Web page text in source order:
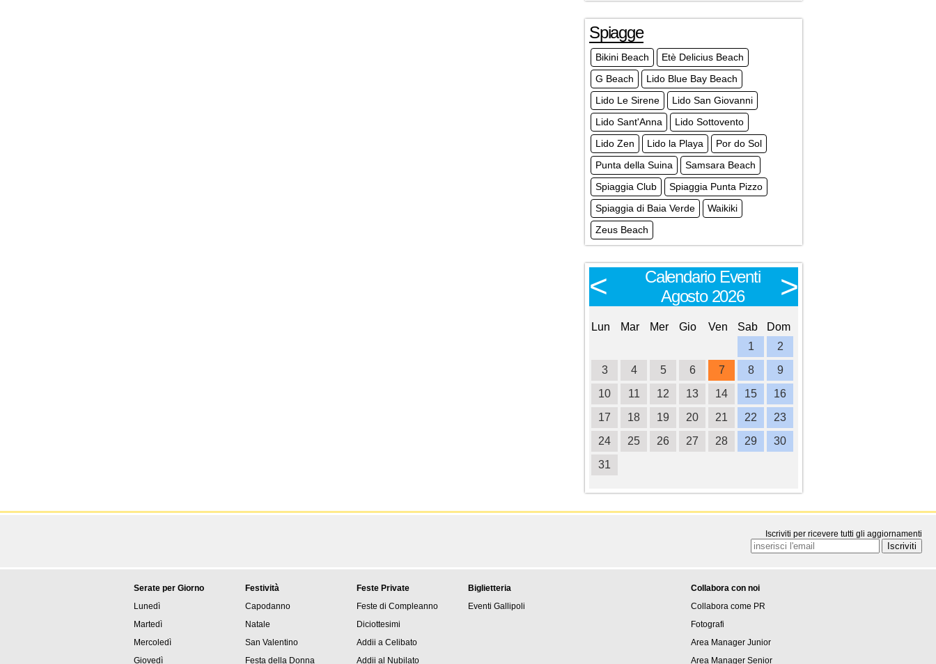
Spiagge
Bikini Beach
Etè Delicius Beach
G Beach
Lido Blue Bay Beach
Lido Le Sirene
Lido San Giovanni
Lido Sant'Anna
Lido Sottovento
Lido Zen
Lido la Playa
Por do Sol
Punta della Suina
Samsara Beach
Spiaggia Club
Spiaggia Punta Pizzo
Spiaggia di Baia Verde
Waikiki
Zeus Beach
<
Calendario Eventi
Agosto 2026
>
Lun Mar Mer Gio Ven Sab
Dom
1
2
3
4 5 6 7 8
9
10
11 12 13 14 15
16
17
18 19 20 21 22
23
24
25 26 27 28 29
30
31
Iscriviti per ricevere tutti gli aggiornamenti
Serate per Giorno
Lunedì
Martedì
Mercoledì
Giovedì
Festività
Capodanno
Natale
San Valentino
Festa della Donna
Feste Private
Feste di Compleanno
Diciottesimi
Addii a Celibato
Addii al Nubilato
Biglietteria
Eventi Gallipoli
Collabora con noi
Collabora come PR
Fotografi
Area Manager Junior
Area Manager Senior